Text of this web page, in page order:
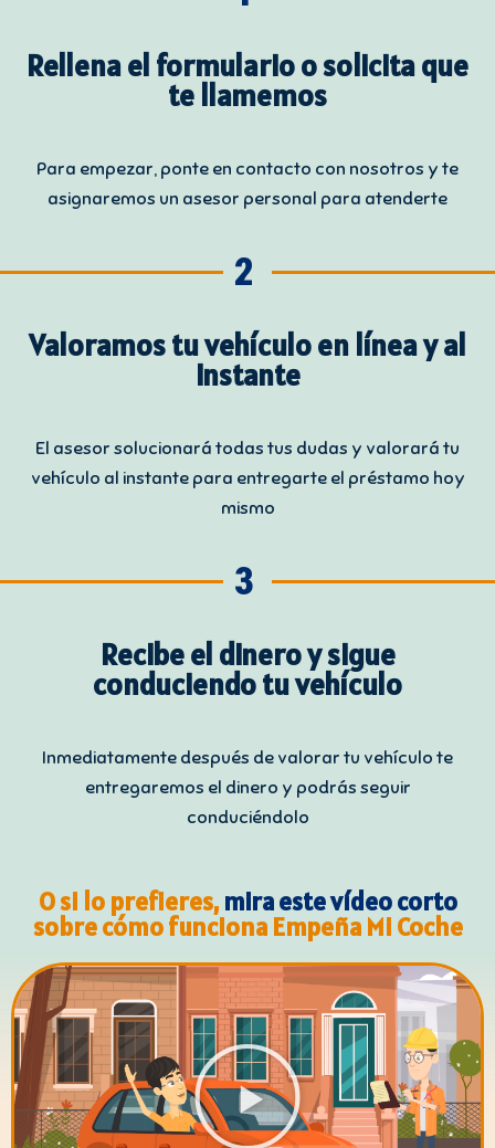
Rellena el formulario o solicita que
te llamemos
Para empezar, ponte en contacto con nosotros y te
asignaremos un asesor personal para atenderte
2
Valoramos tu vehículo en línea y al
instante
El asesor solucionará todas tus dudas y valorará tu
vehículo al instante para entregarte el préstamo hoy
mismo
3
Recibe el dinero y sigue
conduciendo tu vehículo
Inmediatamente después de valorar tu vehículo te
entregaremos el dinero y podrás seguir
conduciéndolo
O si lo prefieres, mira este vídeo corto
sobre cómo funciona Empeña Mi Coche